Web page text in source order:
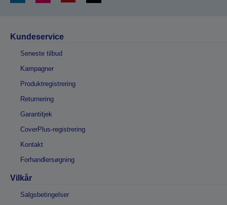
Kundeservice
Seneste tilbud
Kampagner
Produktregistrering
Returnering
Garantitjek
CoverPlus-registrering
Kontakt
Forhandlersøgning
Vilkår
Salgsbetingelser